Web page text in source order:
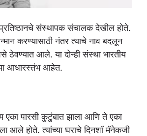
संस्थापक संचालक देखील होते.
करण्यासाठी नंतर त्याचे नाव बदलून
ठेवण्यात आले. या दोन्ही संस्था भारतीय
आधारस्तंभ आहेत.
एका पारसी कुटुंबात झाला आणि ते एका
आले होते. त्यांच्या घराचे दिनशॉ मॅनेकजी